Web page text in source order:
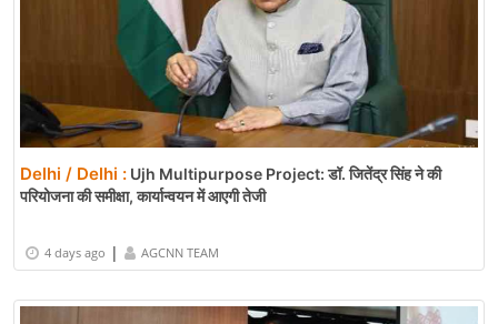
Delhi / Delhi : Ujh Multipurpose Project: डॉ. जितेंद्र सिंह ने की
परियोजना की समीक्षा, कार्यान्वयन में आएगी तेजी
4 days ago | AGCNN TEAM